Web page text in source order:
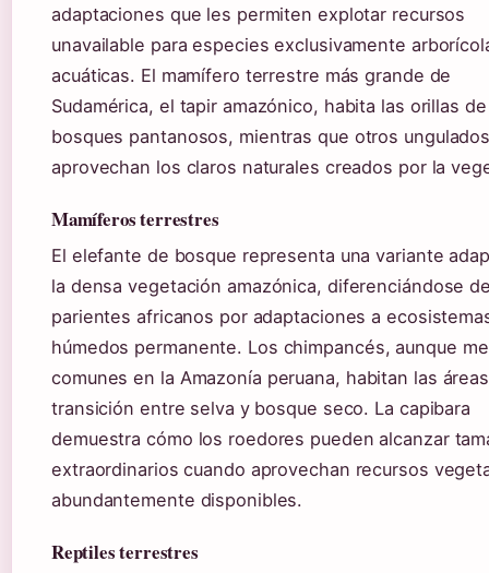
adaptaciones que les permiten explotar recursos
unavailable para especies exclusivamente
acuáticas. El mamífero terrestre más grande de
Sudamérica, el tapir amazónico, habita las orillas
bosques pantanosos, mientras que otros
aprovechan los claros naturales creados por la
Mamíferos terrestres
El elefante de bosque representa una variante
la densa vegetación amazónica, diferenciándose
parientes africanos por adaptaciones a
húmedos permanente. Los chimpancés, aunque
comunes en la Amazonía peruana, habitan las
transición entre selva y bosque seco. La capibara
demuestra cómo los roedores pueden alcanzar
extraordinarios cuando aprovechan recursos
abundantemente disponibles.
Reptiles terrestres